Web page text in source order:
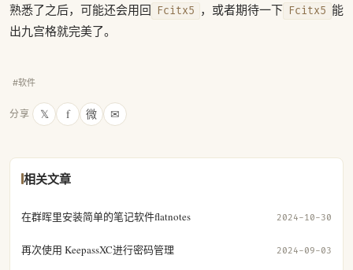
熟悉了之后，可能还会用回
Fcitx5 ，或者期待一下 Fcitx5 能
出九宫格就完美了。
#软件
分享 𝕏 f 微 ✉
相关文章
在群晖里安装简单的笔记软件flatnotes 2024-10-30
再次使用 KeepassXC进行密码管理 2024-09-03